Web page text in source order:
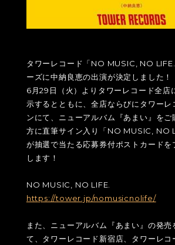
タワーレコード「NO MUSIC, NO LIFE.
ーズに中納良恵の出演が決定しました！
6月29日（火）よりタワーレコード全店
示するとともに、全店ならびにタワーレ
ンにて、ニューアルバム『あまい』をご
方に直筆サイン入り「NO MUSIC, NO
が抽選で当たる応募券付ポストカードを
します！
NO MUSIC, NO LIFE.
https://tower.jp/nomusicnolife/
また、ニューアルバム『あまい』の発売
て、タワーレコード新宿店、タワーレコ